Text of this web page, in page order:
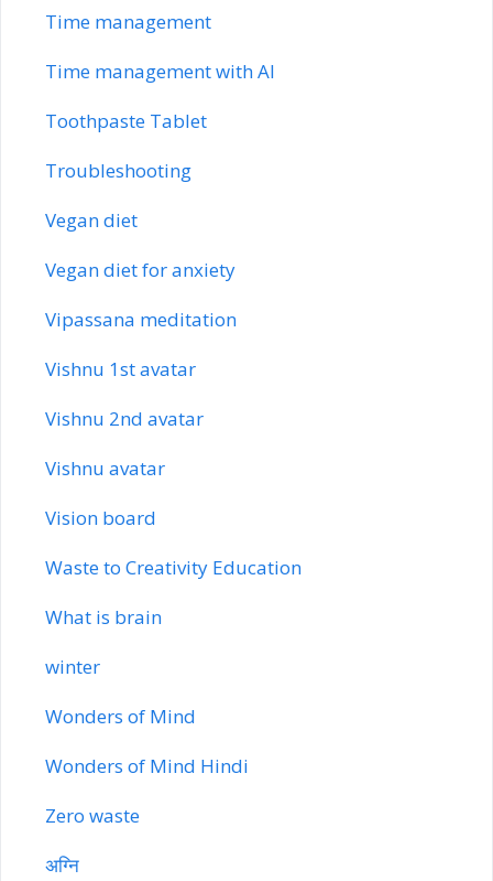
Time management
Time management with AI
Toothpaste Tablet
Troubleshooting
Vegan diet
Vegan diet for anxiety
Vipassana meditation
Vishnu 1st avatar
Vishnu 2nd avatar
Vishnu avatar
Vision board
Waste to Creativity Education
What is brain
winter
Wonders of Mind
Wonders of Mind Hindi
Zero waste
अग्नि